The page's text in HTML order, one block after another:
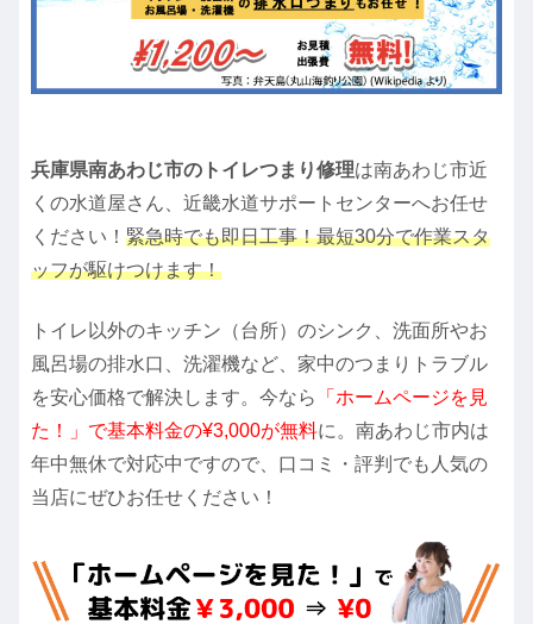
兵庫県南あわじ市のトイレつまり修理は南あわじ市近
くの水道屋さん、近畿水道サポートセンターへお任せ
ください！ 緊急時でも即日工事！最短30分で作業スタ
ッフが駆けつけます！
トイレ以外のキッチン（台所）のシンク、洗面所やお
風呂場の排水口、洗濯機など、家中のつまりトラブル
を安心価格で解決します。今なら
「ホームページを見
た！」で基本料金の¥3,000が無料に。南あわじ市内は
年中無休で対応中ですので、口コミ・評判でも人気の
当店にぜひお任せください！